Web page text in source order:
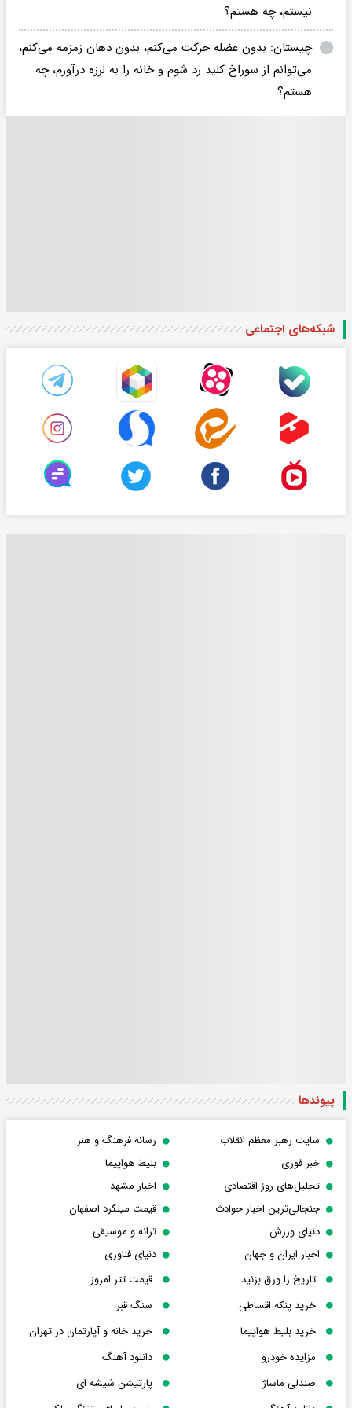
نیستم، چه هستم؟
چیستان: بدون عضله حرکت می‌کنم، بدون دهان زمزمه می‌کنم،
می‌توانم از سوراخ کلید رد شوم و خانه را به لرزه درآورم، چه
هستم؟
شبکه‌های اجتماعی
پیوندها
سایت رهبر معظم انقلاب
رسانه فرهنگ و هنر
خبر فوری
بلیط هواپیما
تحلیل‌های روز اقتصادی
اخبار مشهد
جنجالی‌ترین اخبار حوادث
قیمت میلگرد اصفهان
دنیای ورزش
ترانه و موسیقی
اخبار ایران و جهان
دنیای فناوری
تاریخ را ورق بزنید
قیمت تتر امروز
خرید پنکه اقساطی
سنگ قبر
خرید بلیط هواپیما
خرید خانه و آپارتمان در تهران
مزایده خودرو
دانلود آهنگ
صندلی ماساژ
پارتیشن شیشه ای